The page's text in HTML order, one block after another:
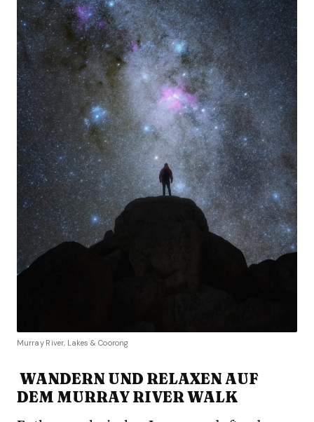
Murray River, Lakes & Coorong
WANDERN UND RELAXEN AUF
DEM MURRAY RIVER WALK